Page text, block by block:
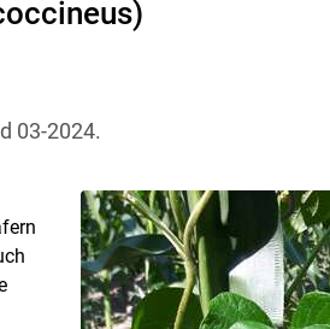
03-2024.